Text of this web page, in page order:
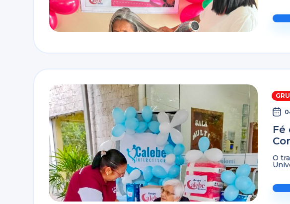
vida,
Fé
O
que